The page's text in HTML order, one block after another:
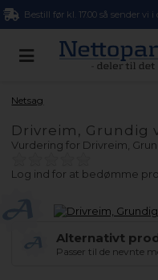
Bestill før kl. 17.00 så sender vi i
Netsag
Drivreim, Grundig
Vurdering for Drivreim,
Log ind for at bedømme
Alternativt
Passer til de nevnte